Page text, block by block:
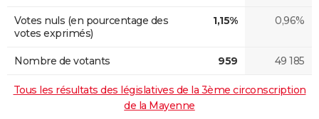
Votes nuls (en pourcentage des
votes exprimés)
1,15% 0,96%
Nombre de votants 959 49 185
Tous les résultats des législatives de la 3ème circonscription
de la Mayenne